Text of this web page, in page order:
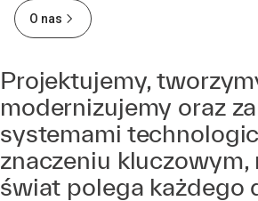
O nas
Projektujemy,
modernizujemy oraz
systemami
znaczeniu kluczowym,
świat polega każdego